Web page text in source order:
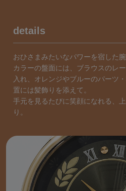
details
おひさまみたいなパワーを宿した
カラーの盤面には、ブラウスのレ
入れ、オレンジやブルーのパーツ
置には髪飾りを添えて。
手元を見るたびに笑顔になれる、
り。